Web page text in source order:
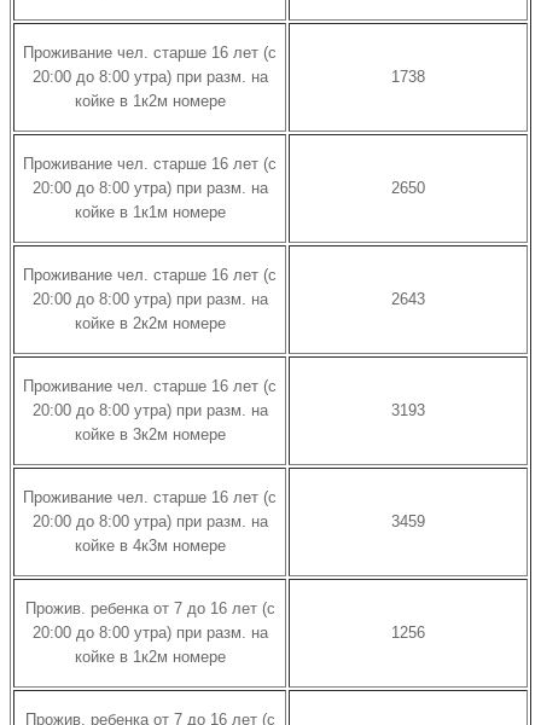
Проживание чел. старше 16 лет (с
20:00 до 8:00 утра) при разм. на
койке в 1к2м номере
1738
Проживание чел. старше 16 лет (с
20:00 до 8:00 утра) при разм. на
койке в 1к1м номере
2650
Проживание чел. старше 16 лет (с
20:00 до 8:00 утра) при разм. на
койке в 2к2м номере
2643
Проживание чел. старше 16 лет (с
20:00 до 8:00 утра) при разм. на
койке в 3к2м номере
3193
Проживание чел. старше 16 лет (с
20:00 до 8:00 утра) при разм. на
койке в 4к3м номере
3459
Прожив. ребенка от 7 до 16 лет (с
20:00 до 8:00 утра) при разм. на
койке в 1к2м номере
1256
Прожив. ребенка от 7 до 16 лет (с